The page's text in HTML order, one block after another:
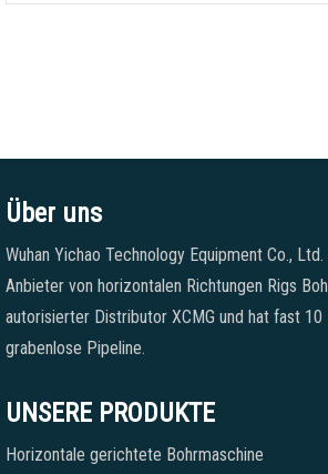
Über uns
Wuhan Yichao Technology Equipment Co.,
Anbieter von horizontalen Richtungen Rigs
autorisierter Distributor XCMG und hat fast 10
grabenlose Pipeline.
UNSERE PRODUKTE
Horizontale gerichtete Bohrmaschine